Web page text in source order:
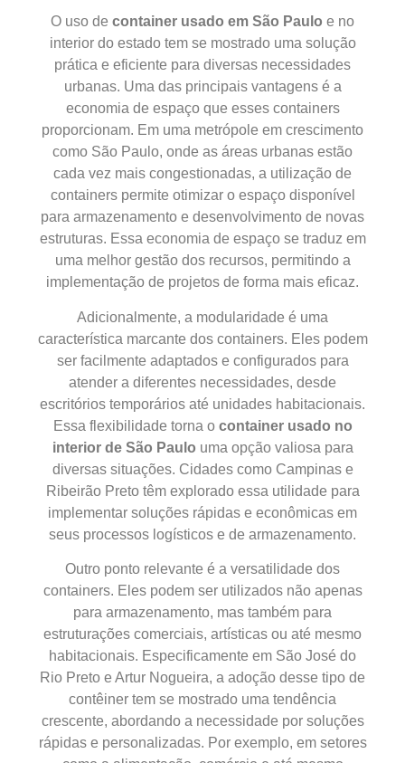
O uso de container usado em São Paulo e no
interior do estado tem se mostrado uma solução
prática e eficiente para diversas necessidades
urbanas. Uma das principais vantagens é a
economia de espaço que esses containers
proporcionam. Em uma metrópole em crescimento
como São Paulo, onde as áreas urbanas estão
cada vez mais congestionadas, a utilização de
containers permite otimizar o espaço disponível
para armazenamento e desenvolvimento de novas
estruturas. Essa economia de espaço se traduz em
uma melhor gestão dos recursos, permitindo a
implementação de projetos de forma mais eficaz.
Adicionalmente, a modularidade é uma
característica marcante dos containers. Eles podem
ser facilmente adaptados e configurados para
atender a diferentes necessidades, desde
escritórios temporários até unidades habitacionais.
Essa flexibilidade torna o container usado no
interior de São Paulo uma opção valiosa para
diversas situações. Cidades como Campinas e
Ribeirão Preto têm explorado essa utilidade para
implementar soluções rápidas e econômicas em
seus processos logísticos e de armazenamento.
Outro ponto relevante é a versatilidade dos
containers. Eles podem ser utilizados não apenas
para armazenamento, mas também para
estruturações comerciais, artísticas ou até mesmo
habitacionais. Especificamente em São José do
Rio Preto e Artur Nogueira, a adoção desse tipo de
contêiner tem se mostrado uma tendência
crescente, abordando a necessidade por soluções
rápidas e personalizadas. Por exemplo, em setores